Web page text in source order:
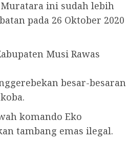
Muratara ini sudah lebih
pada 26 Oktober 2020
Musi Rawas
besar-besaran
komando Eko
tambang emas ilegal.